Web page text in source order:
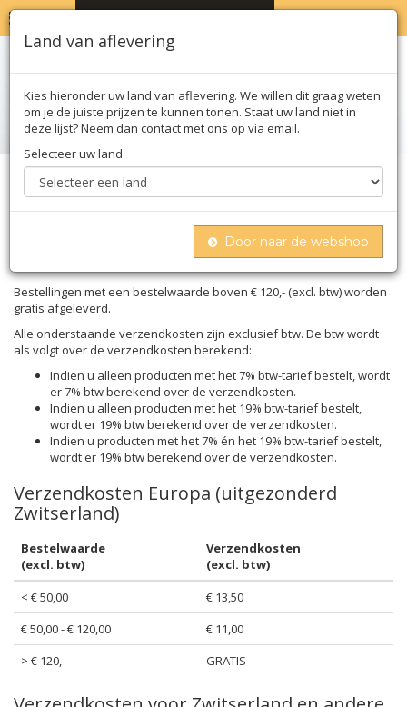
Home Verzendkosten
Bestellingen met een bestelwaarde boven € 120,- (excl. btw) worden
gratis afgeleverd.
Alle onderstaande verzendkosten zijn exclusief btw. De btw wordt
als volgt over de verzendkosten berekend:
Indien u alleen producten met het 7% btw-tarief bestelt, wordt
er 7% btw berekend over de verzendkosten.
Indien u alleen producten met het 19% btw-tarief bestelt,
wordt er 19% btw berekend over de verzendkosten.
Indien u producten met het 7% én het 19% btw-tarief bestelt,
wordt er 19% btw berekend over de verzendkosten.
Verzendkosten Europa (uitgezonderd
Zwitserland)
Bestelwaarde
(excl. btw)
Verzendkosten
(excl. btw)
< € 50,00
€ 13,50
€ 50,00 - € 120,00
€ 11,00
> € 120,-
GRATIS
Land van aflevering
Kies hieronder uw land van aflevering. We willen dit graag weten
om je de juiste prijzen te kunnen tonen. Staat uw land niet in
deze lijst? Neem dan contact met ons op via email.
Selecteer uw land
Door naar de webshop